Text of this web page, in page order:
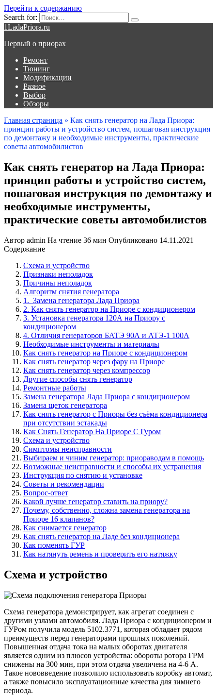
Перейти к содержанию
Search for:
1LadaPriora.ru
Первый о приорах
Ремонт
Тюнинг
Модификации
Разное
Выбор
Обзоры
Главная страница » Как снять генератор на Лада Приора:
принцип работы и устройство систем, пошаговая инструкция
по демонтажу и необходимые инструменты, практические
советы автомобилистов
Как снять генератор на Лада Приора:
принцип работы и устройство систем,
пошаговая инструкция по демонтажу и
необходимые инструменты,
практические советы автомобилистов
Автор admin На чтение 36 мин Опубликовано 14.11.2021
Содержание
Схема и устройство
Признаки неполадок
Причины неполадок
Алгоритм снятия генератора
1. Замена генератора Лада Приора
2. Как снять генератор на Приоре с кондиционером
3. Установка генератора 120А на Приору с
кондиционером
4. Отличия генераторов БАТЭ 90А и АТЭ-1 100А
Необходимые инструменты и материалы
Как снять генератор на Приоре с кондиционером
Как снять генератор через фару на Приоре
Как снять генератор через компрессор
Другие способы снять генератор
Ремонтные работы
Замена генератора Лада Приора с кондиционером
Замена щеток генератора
Как снять генератор с Приоры без съёма кондиционера
при отсутствии эстакады
Как Снять Генератор На Приоре С Гуром
Схема и устройство
Симптомы неисправности
Выбираем и чиним генератор: приораводам в помощь
Возможные неисправности и способы их устранения
Инструкция по снятию и установке
Советы и рекомендации
Вопрос-ответ
Какой лучше генератор ставить на приору?
Почему, собственно, сложна замена генератора на
Приоре 16 клапанов?
Как снимается генератор
Как снять генератор на Ладе без кондиционера
Как поменять ГУР
Как натянуть ремень и проверить его натяжку
Схема и устройство
Схема генератора демонстрирует, как агрегат соединен с
другими узлами автомобиля. Лада Приора с кондиционером и
ГУРом получила модель 5102.3771, которая обладает рядом
преимуществ перед генераторами прошлых поколений.
Повышенная отдача тока на малых оборотах двигателя
является одним из плюсов устройства: обороты ротора ГРМ
снижены на 300 мин, при этом отдача увеличена на 4-6 A.
Такое нововведение позволило использовать коробку автомат,
а также повысило эксплуатационные качества для зимнего
периода.